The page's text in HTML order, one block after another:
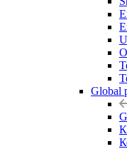
Global